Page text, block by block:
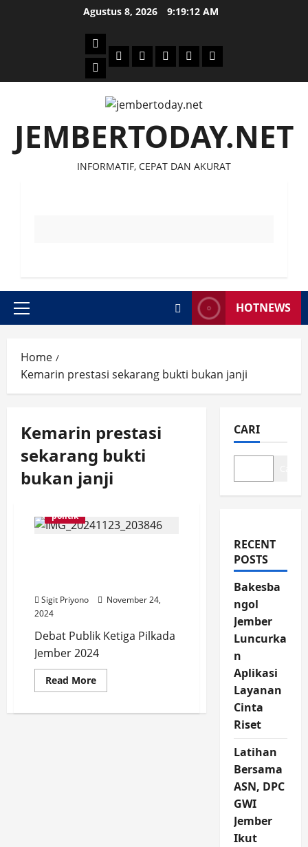
Agustus 8, 2026 9:19:12 AM
Beranda
News
PolitikOtomotifEkonomiSosialtentang
JEMBERTODAY.NET
INFORMATIF, CEPAT DAN AKURAT
Primary
HOTNEWS
Home
Kemarin prestasi sekarang bukti bukan janji
Kemarin prestasi
sekarang bukti
bukan janji
politik
Sigit Priyono
November 24,
2024
Debat Publik Ketiga Pilkada
Jember 2024
Read MoreRead
more
Paslon
CARI
RECENT
POSTS
Bakesba
ngol
Jember
Luncurka
n
Aplikasi
Layanan
Cinta
Riset
Latihan
Bersama
ASN, DPC
GWI
Jember
Ikut